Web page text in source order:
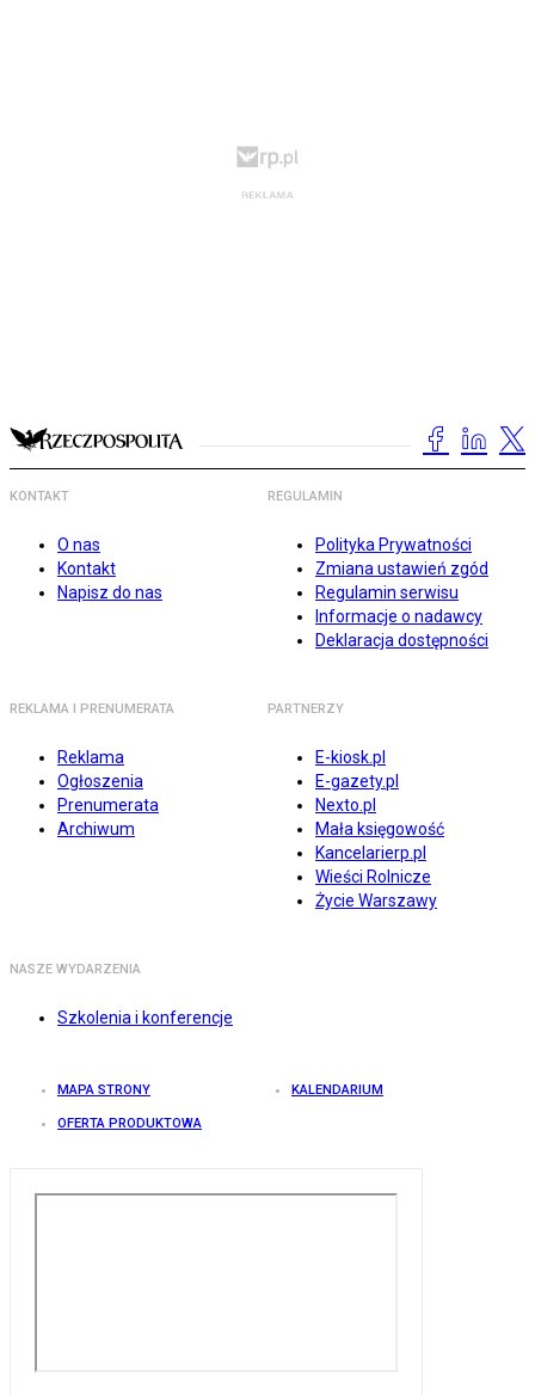
KONTAKT
O nas
Kontakt
Napisz do nas
REGULAMIN
Polityka Prywatności
Zmiana ustawień zgód
Regulamin serwisu
Informacje o nadawcy
Deklaracja dostępności
REKLAMA I PRENUMERATA
Reklama
Ogłoszenia
Prenumerata
Archiwum
PARTNERZY
E-kiosk.pl
E-gazety.pl
Nexto.pl
Mała księgowość
Kancelarierp.pl
Wieści Rolnicze
Życie Warszawy
NASZE WYDARZENIA
Szkolenia i konferencje
MAPA STRONY KALENDARIUM
OFERTA PRODUKTOWA